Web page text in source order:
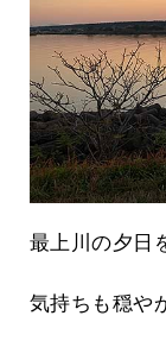
最上川の夕日
気持ちも穏や